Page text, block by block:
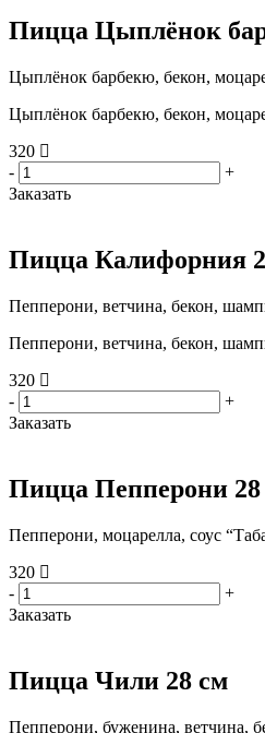
Пицца Цыплёнок
Цыплёнок барбекю, бекон,
Цыплёнок барбекю, бекон,
320
-
+
Заказать
Пицца Калифорния
Пепперони, ветчина, бекон,
Пепперони, ветчина, бекон,
320
-
+
Заказать
Пицца Пепперони
Пепперони, моцарелла, соус
320
-
+
Заказать
Пицца Чили 28 см
Пепперони, буженина, ветчина,